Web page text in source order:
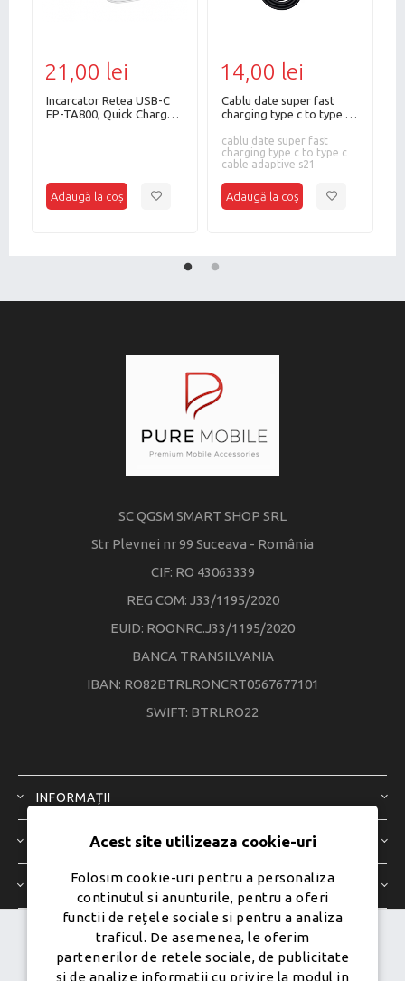
21,00 lei
Incarcator Retea USB-C
EP-TA800, Quick Charge,
14,00 lei
Cablu date super fast
charging type c to type c
S21
cablu date super fast
charging type c to type c
cable adaptive s21
SC QGSM SMART SHOP SRL
Str Plevnei nr 99 Suceava - România
CIF: RO 43063339
REG COM: J33/1195/2020
EUID: ROONRC.J33/1195/2020
BANCA TRANSILVANIA
IBAN: RO82BTRLRONCRT0567677101
SWIFT: BTRLRO22
INFORMAȚII
SERVICIU CLIENȚI
CONTUL MEU
Dezvoltat de
Ecom Digital -
Powered bynopCommerce
Acest site utilizeaza cookie-uri
Folosim cookie-uri pentru a personaliza
continutul si anunturile, pentru a oferi
functii de rețele sociale si pentru a analiza
traficul. De asemenea, le oferim
partenerilor de retele sociale, de publicitate
si de analize informatii cu privire la modul in